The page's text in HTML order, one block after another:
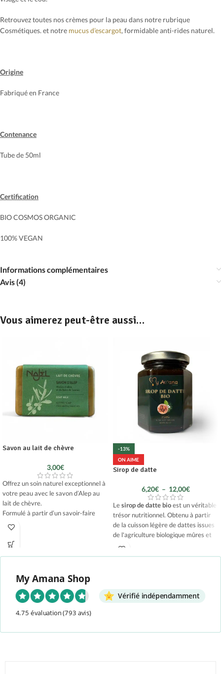
Retrouvez toutes nos crèmes pour la peau dans notre rubrique
Cosmétiques. et notre mucus d’escargot, formidable anti-rides naturel.
Origine
Fabriqué en France
Contenance
Tube de 50ml
Certification
BIO COSMOS ORGANIC
100% VEGAN
Informations complémentaires
Avis (4)
Vous aimerez peut-être aussi…
Savon au lait de chèvre
3,00€
Offrez un soin naturel exceptionnel à
votre peau avec le savon d’Alep au
lait de chèvre.
Formulé à partir d’un savoir-faire
artisanal enseigné au fil des
chèvre
naturels et sains.
-13%
ON AIME
Sirop de datte
6,20€ – 12,00€
Le sirop de datte bio est un véritable
trésor nutritionnel. Obtenu à partir
de la cuisson légère de dattes issues
de l'agriculture biologique mûres et
dénoyautées, ce sirop épais et ambré
regorge de nutriments essentiels
My Amana Shop
Vérifié indépendamment
4.75 évaluation(793 avis)